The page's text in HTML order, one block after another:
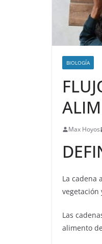
BIOLOGÍA
Max Hoyos
La cadena
vegetación
Las
alimento